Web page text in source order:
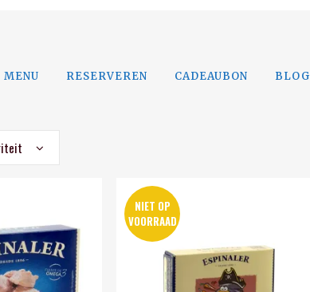
MENU RESERVEREN CADEAUBON BLOG
NIET OP
VOORRAAD